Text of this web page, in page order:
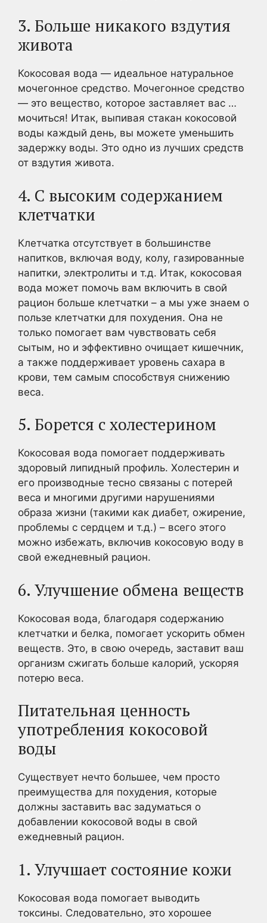
3. Больше никакого вздутия
живота
Кокосовая вода — идеальное натуральное
мочегонное средство. Мочегонное средство
— это вещество, которое заставляет вас …
мочиться! Итак, выпивая стакан кокосовой
воды каждый день, вы можете уменьшить
задержку воды. Это одно из лучших средств
от вздутия живота.
4. С высоким содержанием
клетчатки
Клетчатка отсутствует в большинстве
напитков, включая воду, колу, газированные
напитки, электролиты и т.д. Итак, кокосовая
вода может помочь вам включить в свой
рацион больше клетчатки – а мы уже знаем о
пользе клетчатки для похудения. Она не
только помогает вам чувствовать себя
сытым, но и эффективно очищает кишечник,
а также поддерживает уровень сахара в
крови, тем самым способствуя снижению
веса.
5. Борется с холестерином
Кокосовая вода помогает поддерживать
здоровый липидный профиль. Холестерин и
его производные тесно связаны с потерей
веса и многими другими нарушениями
образа жизни (такими как диабет, ожирение,
проблемы с сердцем и т.д.) – всего этого
можно избежать, включив кокосовую воду в
свой ежедневный рацион.
6. Улучшение обмена веществ
Кокосовая вода, благодаря содержанию
клетчатки и белка, помогает ускорить обмен
веществ. Это, в свою очередь, заставит ваш
организм сжигать больше калорий, ускоряя
потерю веса.
Питательная ценность
употребления кокосовой
воды
Существует нечто большее, чем просто
преимущества для похудения, которые
должны заставить вас задуматься о
добавлении кокосовой воды в свой
ежедневный рацион.
1. Улучшает состояние кожи
Кокосовая вода помогает выводить
токсины. Следовательно, это хорошее